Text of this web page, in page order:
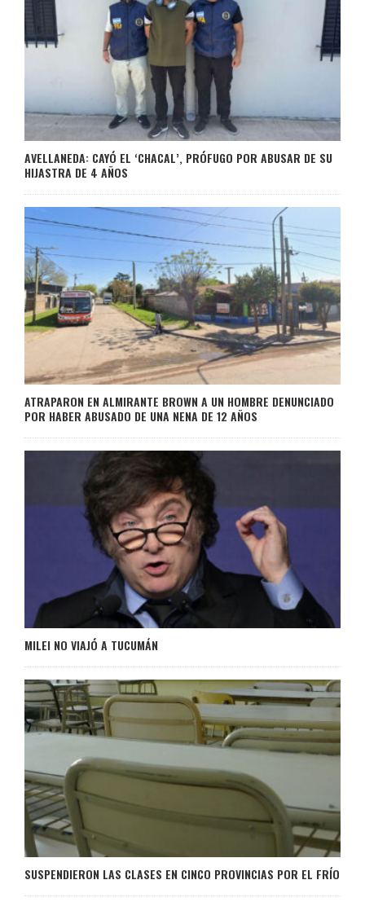
AVELLANEDA: CAYÓ EL ‘CHACAL’, PRÓFUGO POR ABUSAR DE SU
HIJASTRA DE 4 AÑOS
ATRAPARON EN ALMIRANTE BROWN A UN HOMBRE DENUNCIADO
POR HABER ABUSADO DE UNA NENA DE 12 AÑOS
MILEI NO VIAJÓ A TUCUMÁN
SUSPENDIERON LAS CLASES EN CINCO PROVINCIAS POR EL FRÍO